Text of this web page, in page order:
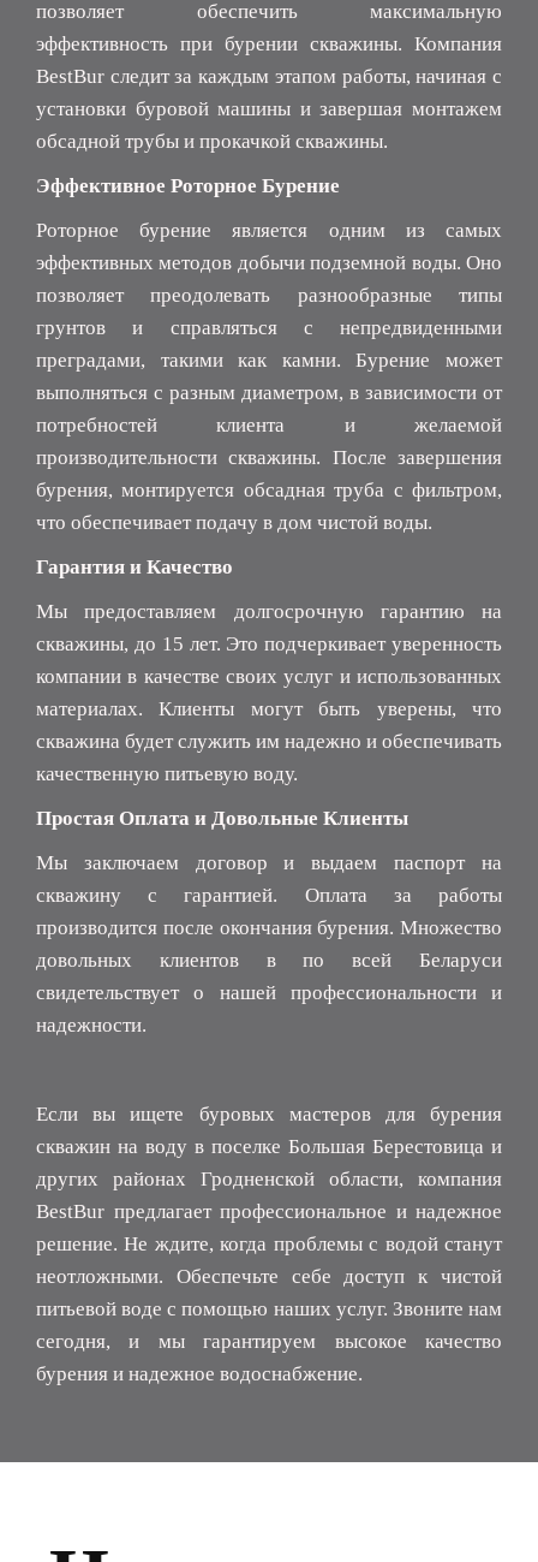
позволяет обеспечить максимальную
эффективность при бурении скважины. Компания
BestBur следит за каждым этапом работы, начиная с
установки буровой машины и завершая монтажем
обсадной трубы и прокачкой скважины.
Эффективное Роторное Бурение
Роторное бурение является одним из самых
эффективных методов добычи подземной воды. Оно
позволяет преодолевать разнообразные типы
грунтов и справляться с непредвиденными
преградами, такими как камни. Бурение может
выполняться с разным диаметром, в зависимости от
потребностей клиента и желаемой
производительности скважины. После завершения
бурения, монтируется обсадная труба с фильтром,
что обеспечивает подачу в дом чистой воды.
Гарантия и Качество
Мы предоставляем долгосрочную гарантию на
скважины, до 15 лет. Это подчеркивает уверенность
компании в качестве своих услуг и использованных
материалах. Клиенты могут быть уверены, что
скважина будет служить им надежно и обеспечивать
качественную питьевую воду.
Простая Оплата и Довольные Клиенты
Мы заключаем договор и выдаем паспорт на
скважину с гарантией. Оплата за работы
производится после окончания бурения. Множество
довольных клиентов в по всей Беларуси
свидетельствует о нашей профессиональности и
надежности.
Если вы ищете буровых мастеров для бурения
скважин на воду в поселке Большая Берестовица и
других районах Гродненской области, компания
BestBur предлагает профессиональное и надежное
решение. Не ждите, когда проблемы с водой станут
неотложными. Обеспечьте себе доступ к чистой
питьевой воде с помощью наших услуг. Звоните нам
сегодня, и мы гарантируем высокое качество
бурения и надежное водоснабжение.